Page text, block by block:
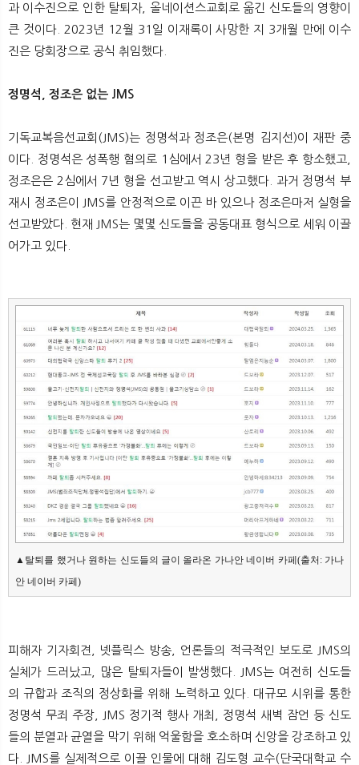
과 이수진으로 인한 탈퇴자, 올네이션스교회로 옮긴 신도들의 영향이
큰 것이다. 2023년 12월 31일 이재록이 사망한 지 3개월 만에 이수
진은 당회장으로 공식 취임했다.
정명석, 정조은 없는 JMS
기독교복음선교회(JMS)는 정명석과 정조은(본명 김지선)이 재판 중
이다. 정명석은 성폭행 혐의로 1심에서 23년 형을 받은 후 항소했고,
정조은은 2심에서 7년 형을 선고받고 역시 상고했다. 과거 정명석 부
재시 정조은이 JMS를 안정적으로 이끈 바 있으나 정조은마저 실형을
선고받았다. 현재 JMS는 몇몇 신도들을 공동대표 형식으로 세워 이끌
어가고 있다.
▲탈퇴를 했거나 원하는 신도들의 글이 올라온 가나안 네이버 카페(출처: 가나
안 네이버 카페)
피해자 기자회견, 넷플릭스 방송, 언론들의 적극적인 보도로 JMS의
실체가 드러났고, 많은 탈퇴자들이 발생했다. JMS는 여전히 신도들
의 규합과 조직의 정상화를 위해 노력하고 있다. 대규모 시위를 통한
정명석 무죄 주장, JMS 정기적 행사 개최, 정명석 새벽 잠언 등 신도
들의 분열과 균열을 막기 위해 억울함을 호소하며 신앙을 강조하고 있
다. JMS를 실제적으로 이끌 인물에 대해 김도형 교수(단국대학교 수